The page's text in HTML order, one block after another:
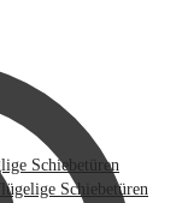
Schiebetüren
Schiebetüren